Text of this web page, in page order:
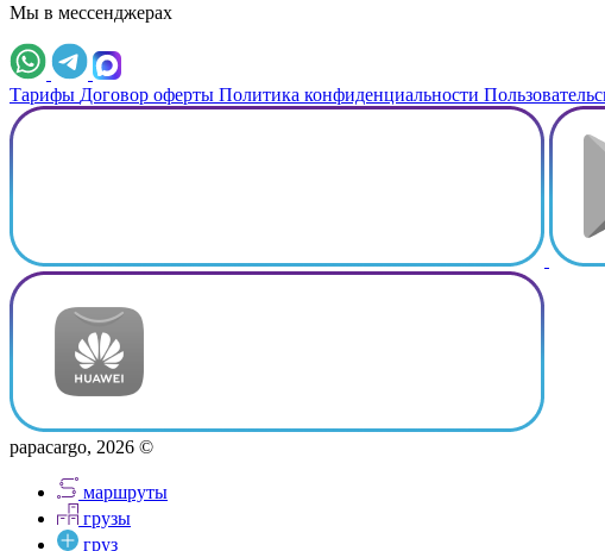
Мы в мессенджерах
Тарифы Договор оферты Политика конфиденциальности
papacargo, 2026 ©
маршруты
грузы
груз